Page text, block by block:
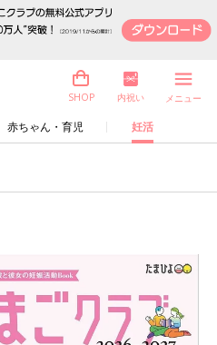
赤ちゃん・育児 妊活
SHOP 内祝い メニュー